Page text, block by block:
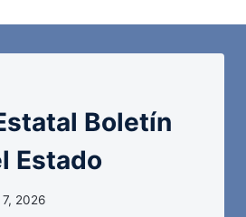
Boletín
Estado
2026